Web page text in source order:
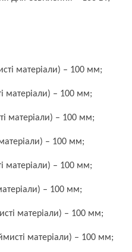
матеріали) – 100 мм;
матеріали) – 100 мм;
матеріали) – 100 мм;
– 100 мм;
матеріали) – 100 мм;
– 100 мм;
матеріали) – 100 мм;
матеріали) – 100 мм;